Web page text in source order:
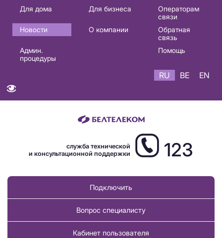
Основная
навигация
RU
Для дома Для бизнеса
Операторам
связи
Новости
О компании
Обратная
связь
Админ.
процедуры
Помощь
RU BE EN
служба технической
и консультационной поддержки
123
Подключить
Вопрос специалисту
Кабинет пользователя